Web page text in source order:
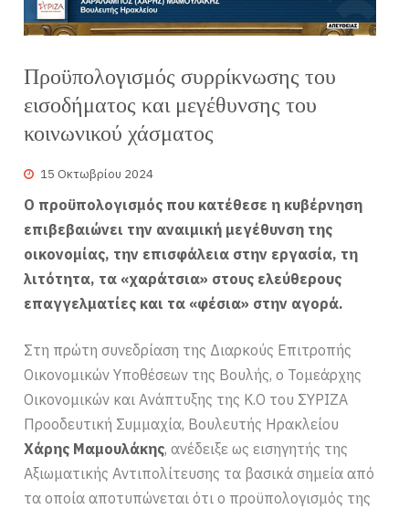
Προϋπολογισμός συρρίκνωσης του
εισοδήματος και μεγέθυνσης του
κοινωνικού χάσματος
15 Οκτωβρίου 2024
Ο προϋπολογισμός που κατέθεσε η κυβέρνηση
επιβεβαιώνει την αναιμική μεγέθυνση της
οικονομίας, την επισφάλεια στην εργασία, τη
λιτότητα, τα «χαράτσια» στους ελεύθερους
επαγγελματίες και τα «φέσια» στην αγορά.
Στη πρώτη συνεδρίαση της Διαρκούς Επιτροπής
Οικονομικών Υποθέσεων της Βουλής, ο Τομεάρχης
Οικονομικών και Ανάπτυξης της Κ.Ο του ΣΥΡΙΖΑ
Προοδευτική Συμμαχία, Βουλευτής Ηρακλείου
Χάρης Μαμουλάκης, ανέδειξε ως εισηγητής της
Αξιωματικής Αντιπολίτευσης τα βασικά σημεία από
τα οποία αποτυπώνεται ότι ο προϋπολογισμός της